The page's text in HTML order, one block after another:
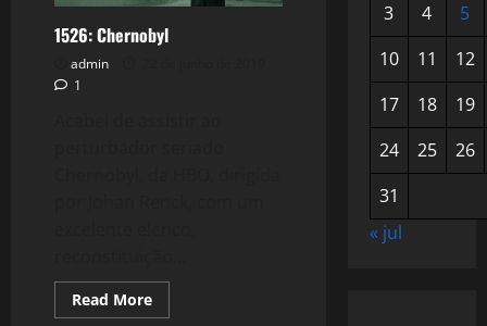
1526: Chernobyl
admin
1
Read MoreRead
more
3 4
5
10
11
12
17
18
19
24
25
26
31
« jul